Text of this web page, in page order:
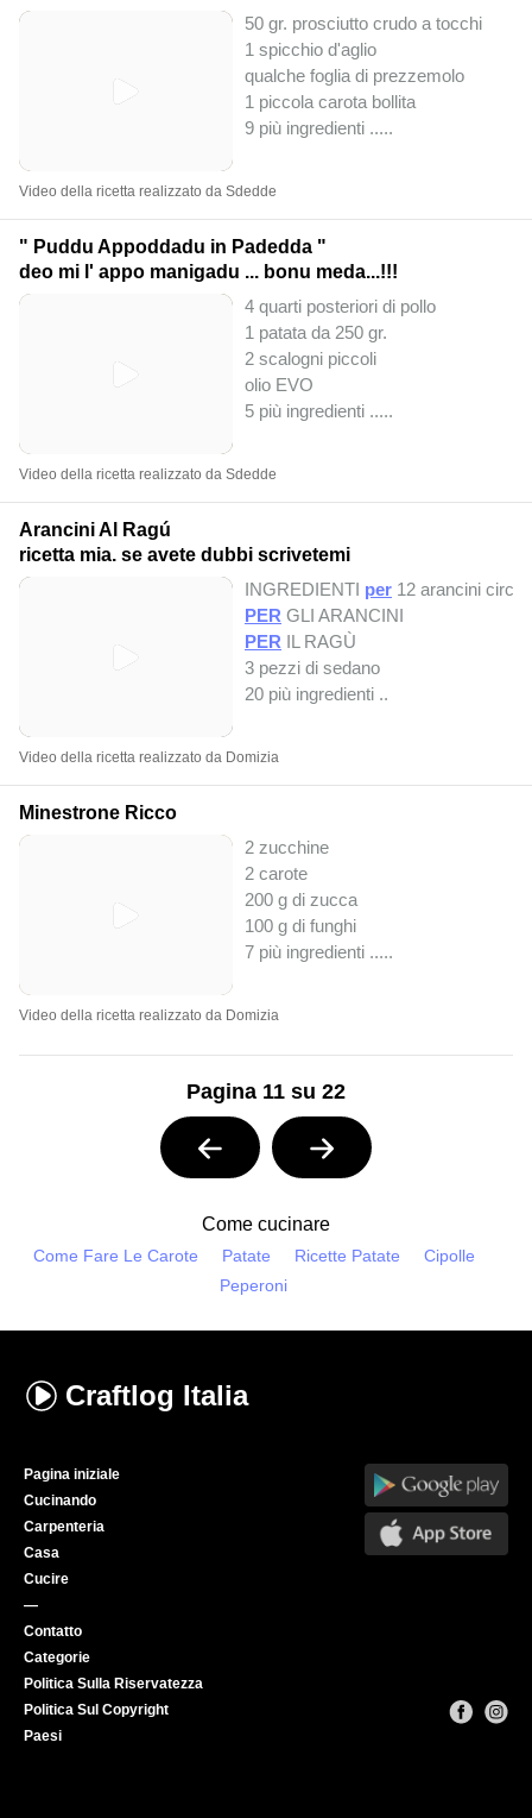
50 gr. prosciutto crudo a tocchi
1 spicchio d'aglio
qualche foglia di prezzemolo
1 piccola carota bollita
9 più ingredienti .....
Video della ricetta realizzato da Sdedde
" Puddu Appoddadu in Padedda "
deo mi l' appo manigadu ... bonu meda...!!!
4 quarti posteriori di pollo
1 patata da 250 gr.
2 scalogni piccoli
olio EVO
5 più ingredienti .....
Video della ricetta realizzato da Sdedde
Arancini Al Ragú
ricetta mia. se avete dubbi scrivetemi
INGREDIENTI per 12 arancini circa
PER GLI ARANCINI
PER IL RAGÙ
3 pezzi di sedano
20 più ingredienti ..
Video della ricetta realizzato da Domizia
Minestrone Ricco
2 zucchine
2 carote
200 g di zucca
100 g di funghi
7 più ingredienti .....
Video della ricetta realizzato da Domizia
Pagina 11 su 22
Come cucinare
Come Fare Le Carote Patate Ricette Patate
Cipolle
Peperoni
Craftlog Italia
Pagina iniziale
Cucinando
Carpenteria
Casa
Cucire
—
Contatto
Categorie
Politica Sulla Riservatezza
Politica Sul Copyright
Paesi